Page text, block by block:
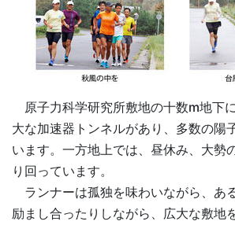
原子力科学研究所敷地の十数m地下
大な加速器トンネルがあり、多数の陽
います。一方地上では、昼休み、大勢
り回っています。
ランナーは孤独を味わいながら、あ
励まし合ったりしながら、広大な敷地